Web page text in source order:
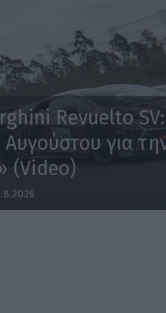
Revuelto
Αυγούστου για
(Video)